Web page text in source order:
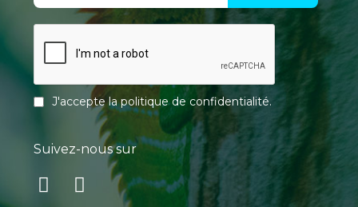
J'accepte lapolitique de confidentialité.
Suivez-nous sur